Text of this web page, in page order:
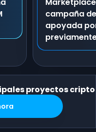
campaña
apoyada
proyectos cripto